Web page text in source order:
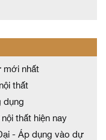
mới nhất
thất
dụng
thất hiện nay
- Áp dụng vào dự